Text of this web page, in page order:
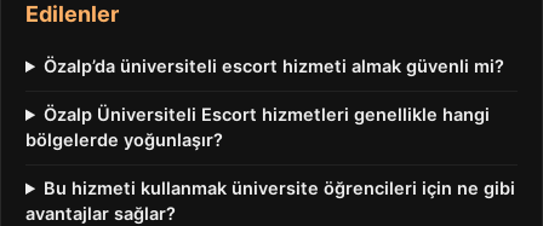
Edilenler
Özalp’da üniversiteli escort hizmeti almak güvenli mi?
Özalp Üniversiteli Escort hizmetleri genellikle hangi
bölgelerde yoğunlaşır?
Bu hizmeti kullanmak üniversite öğrencileri için ne gibi
avantajlar sağlar?